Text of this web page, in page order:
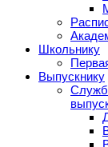
Школьнику
Выпускнику